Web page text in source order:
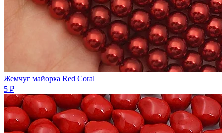
Жемчуг майорка Red Coral
5 ₽